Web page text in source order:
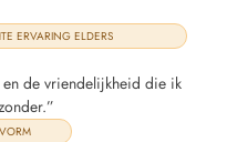
ERVARING ELDERS
de vriendelijkheid die ik